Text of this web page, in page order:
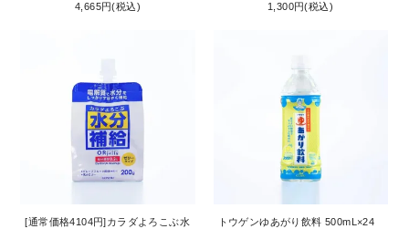
4,665円(税込)
1,300円(税込)
[通常価格4104円]カラダよろこぶ水
トウゲンゆあがり飲料 500mL×24